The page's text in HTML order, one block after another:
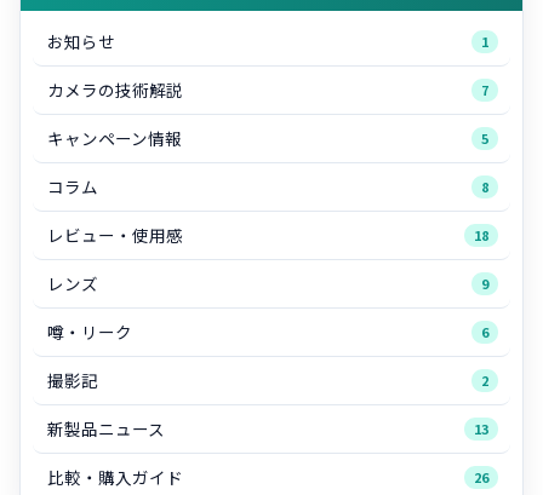
お知らせ 1
カメラの技術解説 7
キャンペーン情報 5
コラム 8
レビュー・使用感 18
レンズ 9
噂・リーク 6
撮影記 2
新製品ニュース 13
比較・購入ガイド 26